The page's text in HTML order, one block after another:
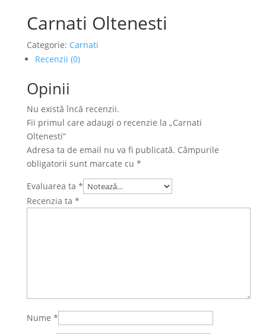
Carnati Oltenesti
Categorie: Carnati
Recenzii (0)
Opinii
Nu există încă recenzii.
Fii primul care adaugi o recenzie la „Carnati
Oltenesti”
Adresa ta de email nu va fi publicată. Câmpurile
obligatorii sunt marcate cu *
Evaluarea ta *
Recenzia ta *
Nume *